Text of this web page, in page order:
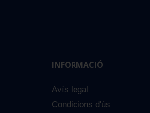
INFORMACIÓ
Avís legal
Condicions d'ús